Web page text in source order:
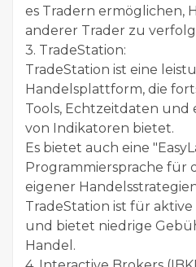
es Tradern ermöglichen,
anderer Trader zu
3. TradeStation:
TradeStation ist eine
Handelsplattform, die
Tools, Echtzeitdaten und
von Indikatoren bietet.
Es bietet auch eine
Programmiersprache für
eigener
TradeStation ist für
und bietet niedrige
Handel.